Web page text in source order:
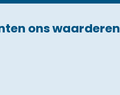
ons waarderen